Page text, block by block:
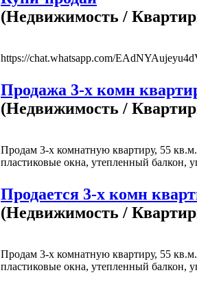
(Недвижимость /
https://chat.whatsapp.com/
Продажа 3-х комн
(Недвижимость /
Продам 3-х комнатную квартиру, 55
пластиковые окна, утепленный балкон,
Продается 3-х комн
(Недвижимость /
Продам 3-х комнатную квартиру, 55
пластиковые окна, утепленный балкон,